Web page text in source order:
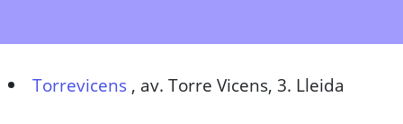
Torrevicens , av. Torre Vicens, 3. Lleida